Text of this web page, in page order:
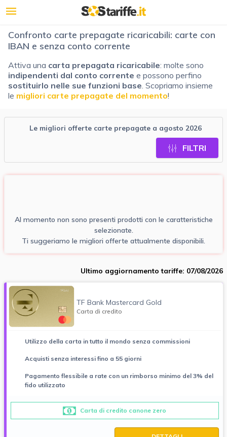
Confronto carte prepagate ricaricabili: carte con
IBAN e senza conto corrente
Attiva una carta prepagata ricaricabile: molte sono
indipendenti dal conto corrente e possono perfino
sostituirlo nelle sue funzioni base. Scopriamo insieme
le migliori carte prepagate del momento!
Le migliori offerte carte prepagate a agosto 2026
FILTRI
Al momento non sono presenti prodotti con le caratteristiche
selezionate.
Ti suggeriamo le migliori offerte attualmente disponibili.
Ultimo aggiornamento tariffe: 07/08/2026
TF Bank Mastercard Gold
Carta di credito
Utilizzo della carta in tutto il mondo senza commissioni
Acquisti senza interessi fino a 55 giorni
Pagamento flessibile a rate con un rimborso minimo del 3% del
fido utilizzato
Carta di credito canone zero